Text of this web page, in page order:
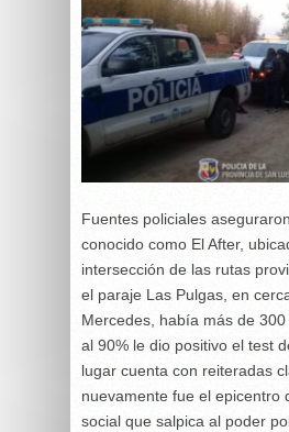
Fuentes policiales
conocido como El After,
intersección de las rutas
el paraje Las Pulgas, en
Mercedes, había más de
al 90% le dio positivo el test
lugar cuenta con reiteradas
nuevamente fue el epicentro
social que salpica al poder